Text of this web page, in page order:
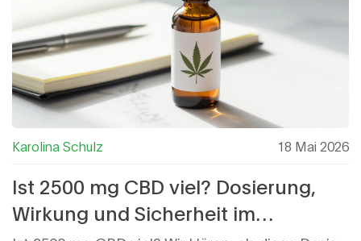
Karolina Schulz 18 Mai 2026
Ist 2500 mg CBD viel? Dosierung,
Wirkung und Sicherheit im